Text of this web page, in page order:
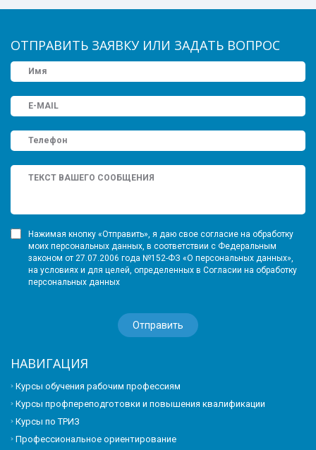
ОТПРАВИТЬ ЗАЯВКУ ИЛИ ЗАДАТЬ ВОПРОС
Нажимая кнопку «Отправить», я даю свое согласие на обработку
моих персональных данных, в соответствии с Федеральным
законом от 27.07.2006 года №152-ФЗ «О персональных данных»,
на условиях и для целей, определенных в Согласии на обработку
персональных данных
НАВИГАЦИЯ
Курсы обучения рабочим профессиям
Курсы профпереподготовки и повышения квалификации
Курсы по ТРИЗ
Профессиональное ориентирование